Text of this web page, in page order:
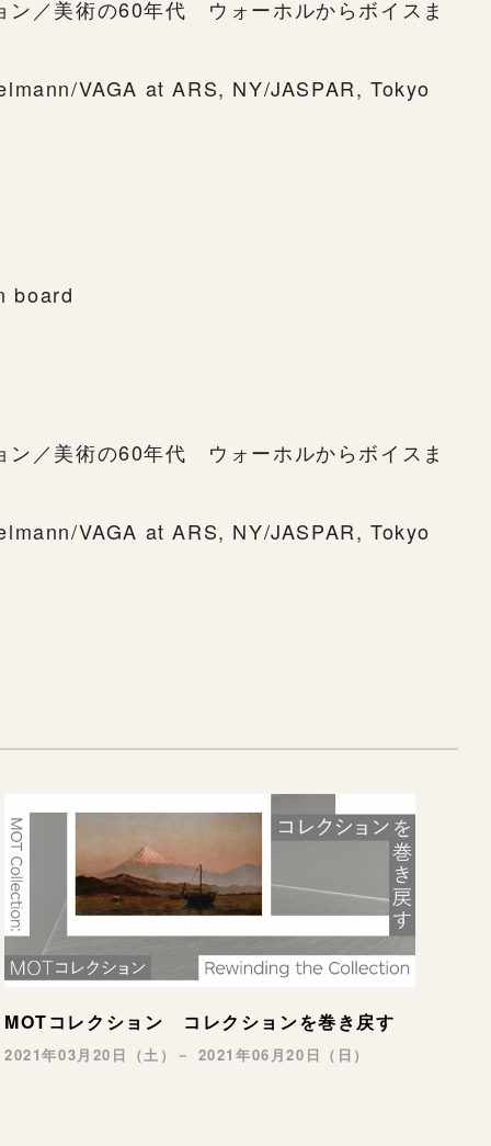
／美術の60年代 ウォーホルからボイスま
VAGA at ARS, NY/JASPAR, Tokyo
board
／美術の60年代 ウォーホルからボイスま
VAGA at ARS, NY/JASPAR, Tokyo
MOTコレクション コレクションを巻き戻す
2021年03月20日（土）－ 2021年06月20日（日）